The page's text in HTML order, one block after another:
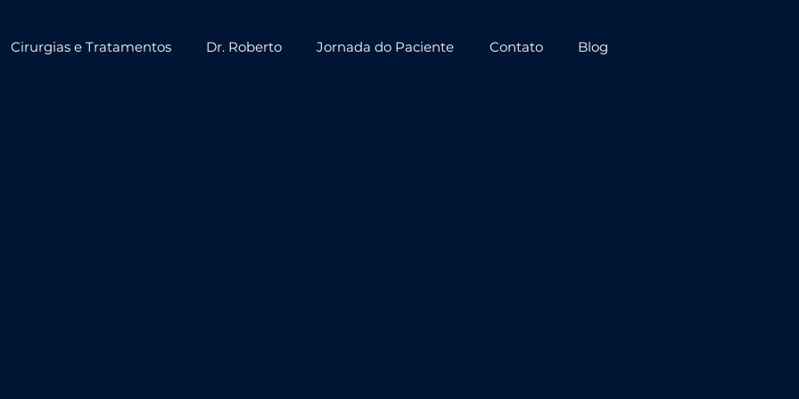
Cirurgias e Tratamentos Dr. Roberto Jornada do Paciente Contato Blog